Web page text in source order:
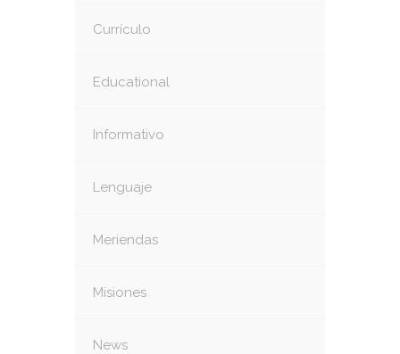
Currículo
Educational
Informativo
Lenguaje
Meriendas
Misiones
News